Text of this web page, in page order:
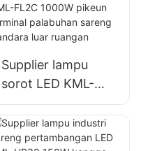
luar ruangan
sareng lampu lokasi
Supplier lampu
sorot LED KML-
FL2C 1000W
pikeun terminal
palabuhan sareng